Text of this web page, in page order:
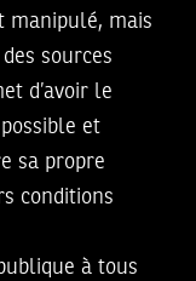
manipulé, mais
sources
d’avoir le
et
sa propre
conditions
à tous